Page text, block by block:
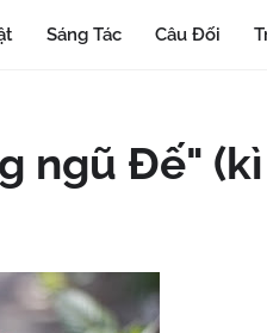
Sáng Tác Câu Đối
ngũ Đế"